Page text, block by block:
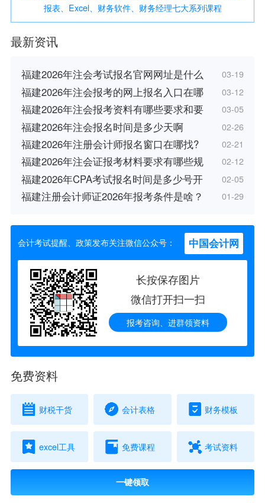
报表、Excel、财务软件、财务经理七大系列课程
最新资讯
福建2026年注会考试报名官网网址是什么 03-19
福建2026年注会报考的网上报名入口在哪 03-12
福建2026年注会报考资料有哪些要求和要 03-05
福建2026年注会报名时间是多少天啊 02-26
福建2026年注册会计师报名窗口在哪找? 02-21
福建2026年注会证报考材料要求有哪些规 02-12
福建2026年CPA考试报名时间是多少号开 02-05
福建注册会计师证2026年报考条件是啥？ 01-29
会计考试提醒、政策发布关注微信公众号： 中国会计网
长按保存图片
微信打开扫一扫
报考咨询、进群领资料
免费资料
财税干货 会计表格 财务模板
excel工具 免费课程 考试资料
一键领取